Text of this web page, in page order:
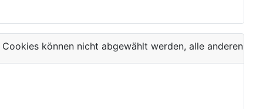
können nicht abgewählt werden, alle anderen